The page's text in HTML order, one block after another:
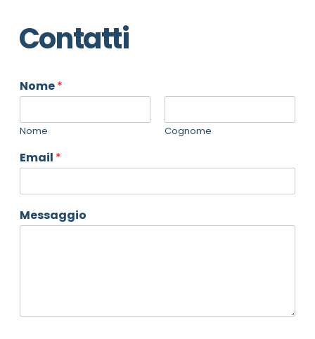
Contatti
Nome*
Nome Cognome
Email *
Messaggio